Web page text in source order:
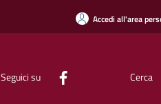
Accedi all'area
Seguici su Cerca